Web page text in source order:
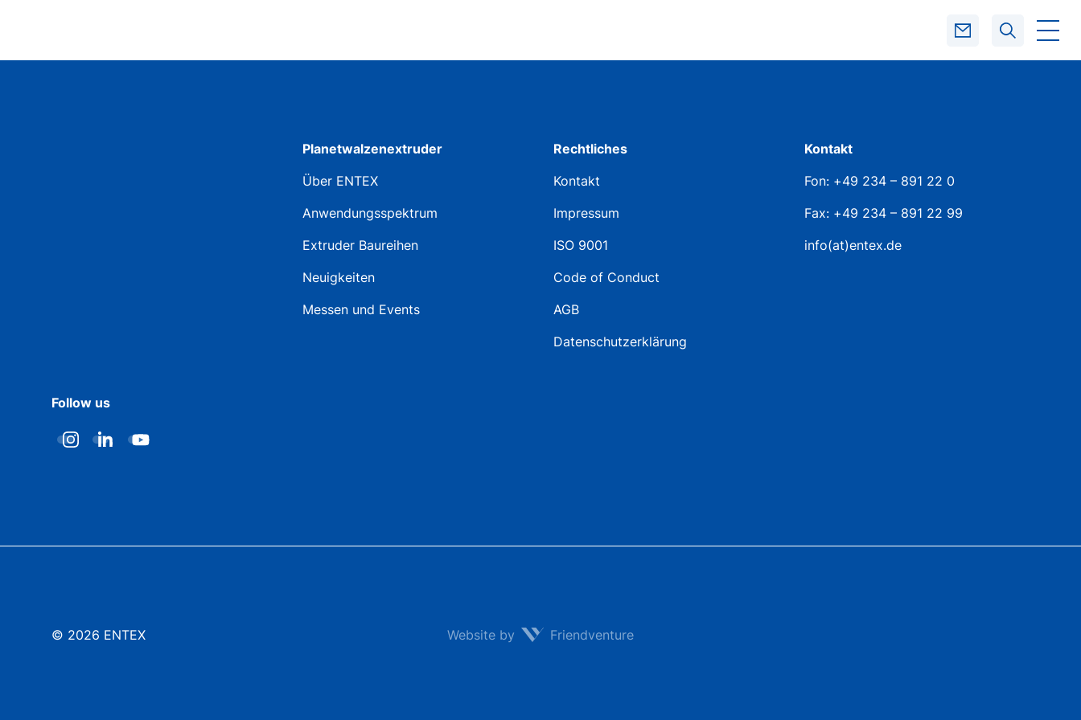
Planetwalzenextruder
Über ENTEX
Anwendungsspektrum
Extruder Baureihen
Neuigkeiten
Messen und Events
Rechtliches
Kontakt
Impressum
ISO 9001
Code of Conduct
AGB
Datenschutzerklärung
Kontakt
Fon: +49 234 – 891 22 0
Fax: +49 234 – 891 22 99
info(at)entex.de
Follow us
© 2026 ENTEX Website by Friendventure